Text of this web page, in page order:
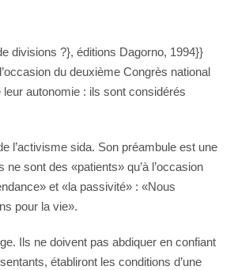
divisions ?}, éditions Dagorno, 1994}}
du deuxième Congrès national
autonomie : ils sont considérés
l’activisme sida. Son préambule est une
sont des «patients» qu’à l’occasion
et «la passivité» : «Nous
pour la vie».
Ils ne doivent pas abdiquer en confiant
établiront les conditions d’une